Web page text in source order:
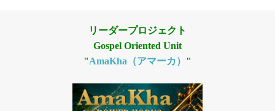
リーダープロジェクト
Gospel Oriented Unit
"AmaKha（アマーカ） "